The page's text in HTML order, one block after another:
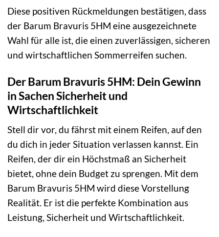
Diese positiven Rückmeldungen bestätigen, dass
der Barum Bravuris 5HM eine ausgezeichnete
Wahl für alle ist, die einen zuverlässigen, sicheren
und wirtschaftlichen Sommerreifen suchen.
Der Barum Bravuris 5HM: Dein Gewinn
in Sachen Sicherheit und
Wirtschaftlichkeit
Stell dir vor, du fährst mit einem Reifen, auf den
du dich in jeder Situation verlassen kannst. Ein
Reifen, der dir ein Höchstmaß an Sicherheit
bietet, ohne dein Budget zu sprengen. Mit dem
Barum Bravuris 5HM wird diese Vorstellung
Realität. Er ist die perfekte Kombination aus
Leistung, Sicherheit und Wirtschaftlichkeit.